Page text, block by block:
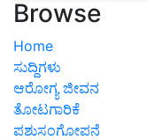
Home
ಸುದ್ದಿಗಳು
ಆರೋಗ್ಯ ಜೀವನ
ತೋಟಗಾರಿಕೆ
ಪಶುಸಂಗೋಪನೆ
ಯಶೋಗಾಥೆ